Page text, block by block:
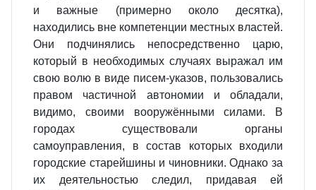
и важные (примерно около десятка),
находились вне компетенции местных властей.
Они подчинялись непосредственно царю,
который в необходимых случаях выражал им
свою волю в виде писем‐указов, пользовались
правом частичной автономии и обладали,
видимо, своими вооружёнными силами. В
городах существовали органы
самоуправления, в состав которых входили
городские старейшины и чиновники. Однако за
их деятельностью следил, придавая ей